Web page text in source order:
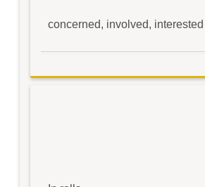
concerned, involved, interested